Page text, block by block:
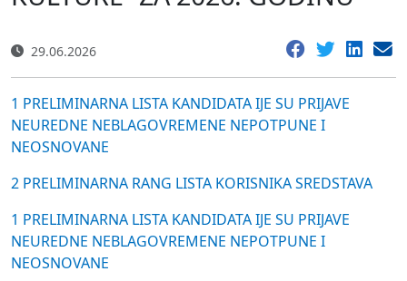
29.06.2026
1 PRELIMINARNA LISTA KANDIDATA IJE SU PRIJAVE
NEUREDNE NEBLAGOVREMENE NEPOTPUNE I
NEOSNOVANE
2 PRELIMINARNA RANG LISTA KORISNIKA SREDSTAVA
1 PRELIMINARNA LISTA KANDIDATA IJE SU PRIJAVE
NEUREDNE NEBLAGOVREMENE NEPOTPUNE I
NEOSNOVANE